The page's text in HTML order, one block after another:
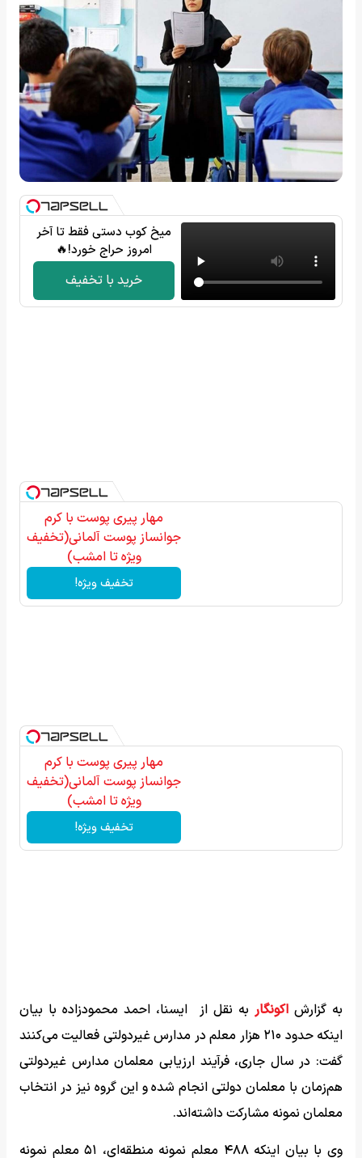
میخ کوب دستی فقط تا آخر
امروز حراج خورد!🔥
خرید با تخفیف
مهار پیری پوست با کرم
جوانساز پوست آلمانی(تخفیف
ویژه تا امشب)
تخفیف ویژه!
مهار پیری پوست با کرم
جوانساز پوست آلمانی(تخفیف
ویژه تا امشب)
تخفیف ویژه!
به گزارشاکونگار به نقل از ایسنا، احمد محمودزاده با بیان
اینکه حدود ۲۱۰ هزار معلم در مدارس غیردولتی فعالیت می‌کنند
گفت: در سال جاری، فرآیند ارزیابی معلمان مدارس غیردولتی
هم‌زمان با معلمان دولتی انجام شده و این گروه نیز در انتخاب
معلمان نمونه مشارکت داشته‌اند.
وی با بیان اینکه ۴۸۸ معلم نمونه منطقه‌ای، ۵۱ معلم نمونه